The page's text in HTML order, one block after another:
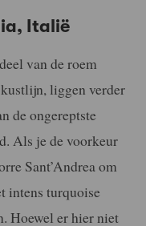
Italië
van de roem
liggen verder
de ongereptste
Als je de voorkeur
Sant’Andrea om
intens turquoise
Hoewel er hier niet